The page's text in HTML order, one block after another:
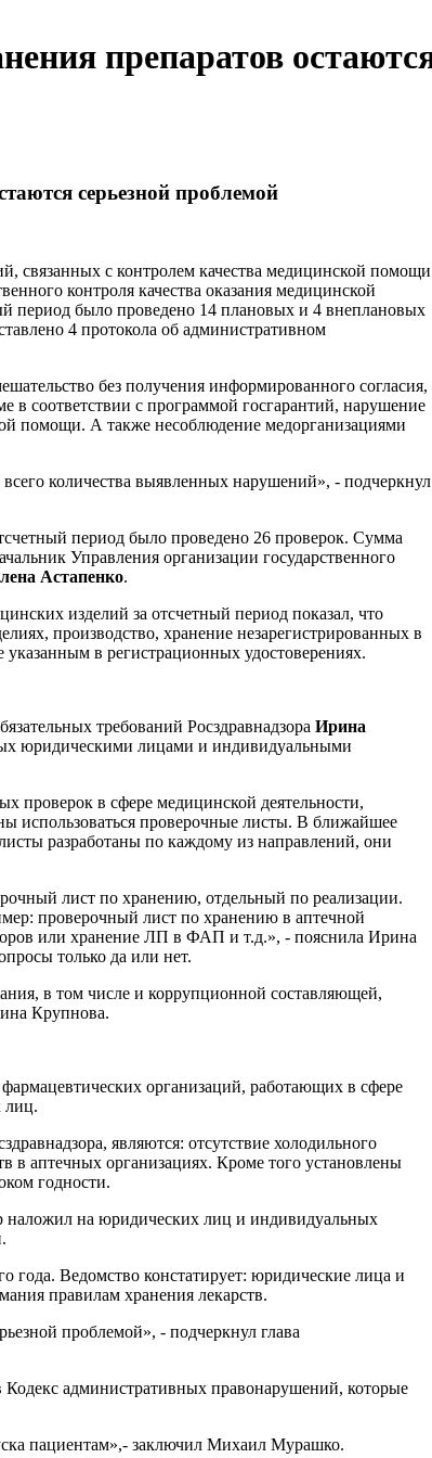
препаратов
серьезной проблемой
связанных с контролем качества медицинской
контроля качества оказания медицинской
период было проведено 14 плановых и 4 внеплановых
4 протокола об административном
без получения информированного согласия,
соответствии с программой госгарантий, нарушение
помощи. А также несоблюдение медорганизациями
количества выявленных нарушений», - подчеркнул
период было проведено 26 проверок. Сумма
Управления организации государственного
Астапенко.
изделий за отсчетный период показал, что
производство, хранение незарегистрированных в
в регистрационных удостоверениях.
требований Росздравнадзора Ирина
юридическими лицами и индивидуальными
проверок в сфере медицинской деятельности,
использоваться проверочные листы. В ближайшее
разработаны по каждому из направлений, они
лист по хранению, отдельный по реализации.
проверочный лист по хранению в аптечной
или хранение ЛП в ФАП и т.д.», - пояснила Ирина
только да или нет.
в том числе и коррупционной составляющей,
Крупнова.
организаций, работающих в сфере
лиц.
являются: отсутствие холодильного
в аптечных организациях. Кроме того установлены
годности.
наложил на юридических лиц и индивидуальных
Ведомство констатирует: юридические лица и
правилам хранения лекарств.
проблемой», - подчеркнул глава
административных правонарушений, которые
пациентам»,- заключил Михаил Мурашко.